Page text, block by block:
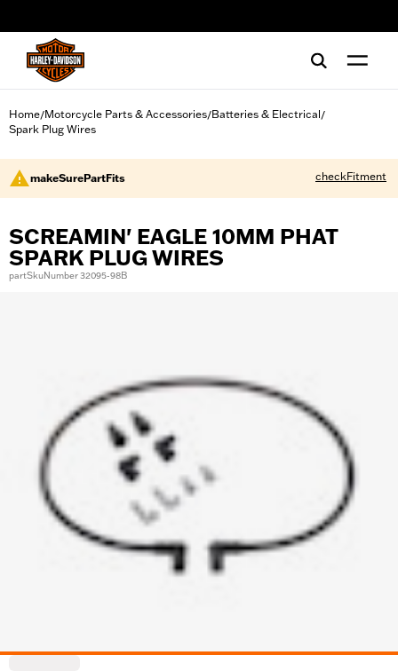
Home/Motorcycle Parts & Accessories/Batteries & Electrical/
Spark Plug Wires
makeSurePartFits checkFitment
SCREAMIN' EAGLE 10MM PHAT
SPARK PLUG WIRES
partSkuNumber 32095-98B